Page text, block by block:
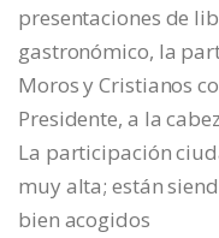
presentaciones de
gastronómico, la
Moros y Cristianos
Presidente, a la
La participación
muy alta; están
bien acogidos